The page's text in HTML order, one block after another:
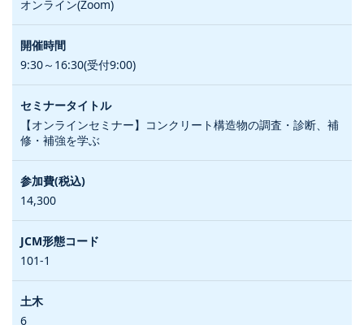
オンライン(Zoom)
9:30～16:30(受付9:00)
【オンラインセミナー】コンクリート構造物の調査・診断、補
修・補強を学ぶ
14,300
101-1
6